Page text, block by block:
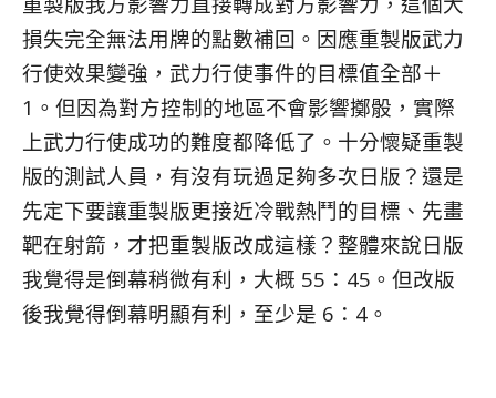
損失完全無法用牌的點數補回。因應重製版武力
行使效果變強，武力行使事件的目標值全部＋
1。但因為對方控制的地區不會影響擲骰，實際
上武力行使成功的難度都降低了。十分懷疑重製
版的測試人員，有沒有玩過足夠多次日版？還是
先定下要讓重製版更接近冷戰熱鬥的目標、先畫
靶在射箭，才把重製版改成這樣？整體來說日版
我覺得是倒幕稍微有利，大概 55：45。但改版
後我覺得倒幕明顯有利，至少是 6：4。